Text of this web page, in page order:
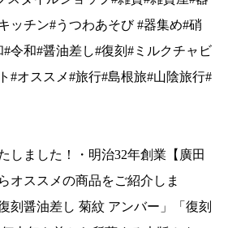
ッチン#うつわあそび #器集め#硝
令和#醤油差し#復刻#ミルクチャビ
#オススメ#旅行#島根旅#山陰旅行#